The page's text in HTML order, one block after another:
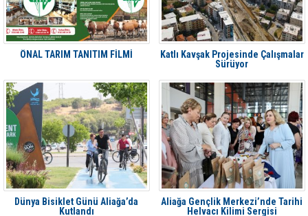
ÖNAL TARIM TANITIM FİLMİ
Katlı Kavşak Projesinde Çalışmalar
Sürüyor
Dünya Bisiklet Günü Aliağa’da
Kutlandı
Aliağa Gençlik Merkezi’nde Tarihi
Helvacı Kilimi Sergisi